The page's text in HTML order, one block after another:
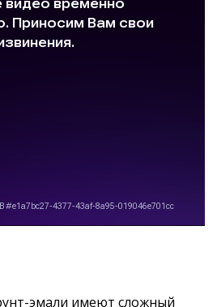
эмали имеют сложный